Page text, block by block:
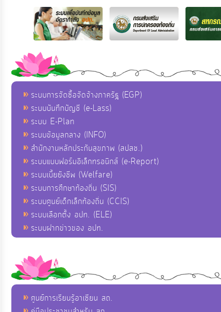
ระบบการจัดซื้อจัดจ้างภาครัฐ (EGP)
ระบบบันทึกบัญชี (e-Lass)
ระบบ E-Plan
ระบบข้อมูลกลาง (INFO)
สำนักงานหลักประกันสุขภาพ (สปสช.)
ระบบแบบฟอร์มอิเล็กทรอนิกส์ (e-Report)
ระบบเบี้ยยังชีพ (Welfare)
ระบบการศึกษาท้องถิ่น (SIS)
ระบบศูนย์เด็กเล็กท้องถิ่น (CCIS)
ระบบเลือกตั้ง อปท. (ELE)
ระบบฝากข่าวของ อปท.
ศูนย์การเรียนรู้อาเซียน สถ.